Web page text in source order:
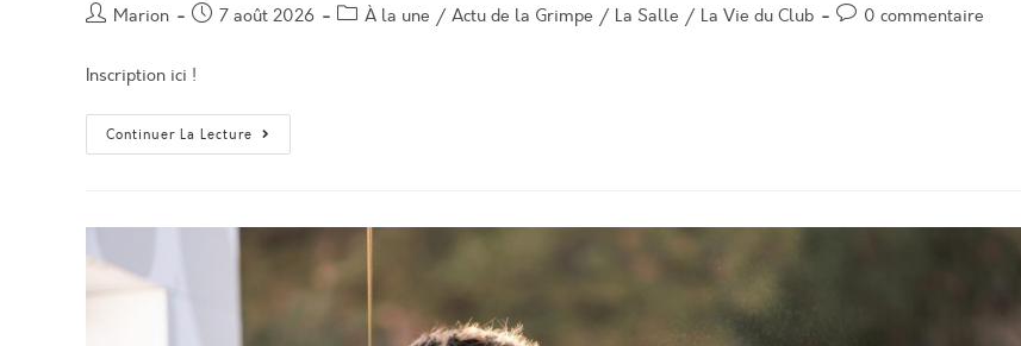
Auteur/autrice
la
publication :
Marion
Post7 août 2026
PostÀ la une / Actu de la Grimpe / La Salle / La Vie du Club
Post0 commentaire
Inscription ici !
Continuer La Lecture Stage
Gorges
La
Jonte
Octobre